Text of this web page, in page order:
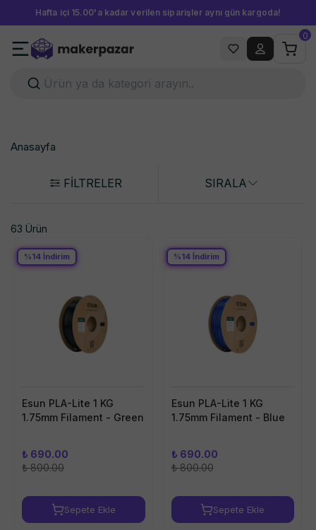
Hafta içi 15.00'a kadar verilen siparişler aynı gün kargoda!
0
Anasayfa
FİLTRELER SIRALA
63 Ürün
Esun PLA-Lite 1 KG
1.75mm Filament - Green
%14 İndirim
₺ 690.00
₺ 800.00
Sepete Ekle
Esun PLA-Lite 1 KG
1.75mm Filament - Blue
%14İndirim
₺ 690.00
₺ 800.00
Sepete Ekle